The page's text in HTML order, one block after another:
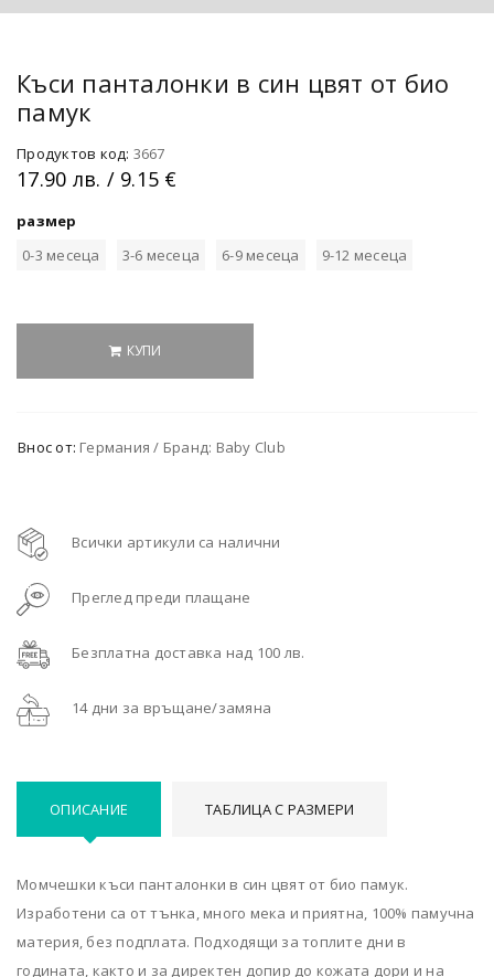
Къси панталонки в син цвят от био
памук
Продуктов код: 3667
17.90 лв. / 9.15 €
размер
0-3 месеца
3-6 месеца 6-9 месеца 9-12 месеца
КУПИ
Внос от: Германия / Бранд: Baby Club
Всички артикули са налични
Преглед преди плащане
Безплатна доставка над 100 лв.
14 дни за връщане/замяна
ОПИСАНИЕ ТАБЛИЦА С РАЗМЕРИ
Момчешки къси панталонки в син цвят от био памук.
Изработени са от тънка, много мека и приятна, 100% памучна
материя, без подплата. Подходящи за топлите дни в
годината, както и за директен допир до кожата дори и на